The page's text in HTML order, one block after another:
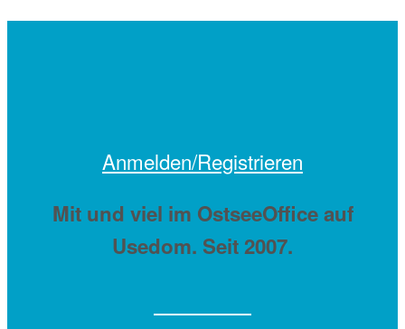
Anmelden/Registrieren
Mit und viel im OstseeOffice auf
Usedom. Seit 2007.